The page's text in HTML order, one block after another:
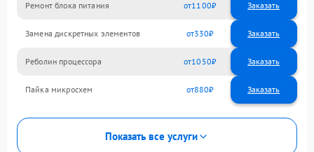
Ремонт блока питания 1100
Замена дискретных элементов 330
Реболин процессора 1050
Пайка микросхем 880
Показать все услуги